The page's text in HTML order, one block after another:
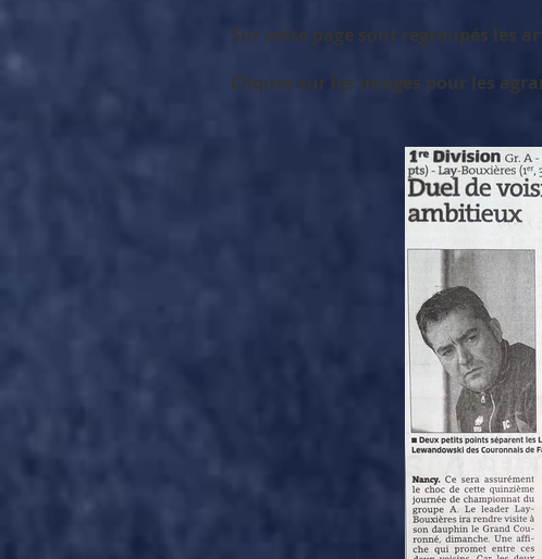
Sur cette page sont regroupés les
Cliquez sur les images pour les